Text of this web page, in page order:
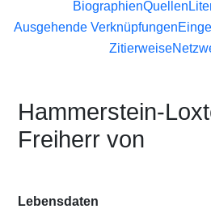
BiographienQuellen
Ausgehende Verknüpfungen
Zitierweise
Hammerstein-
Freiherr von
Lebensdaten